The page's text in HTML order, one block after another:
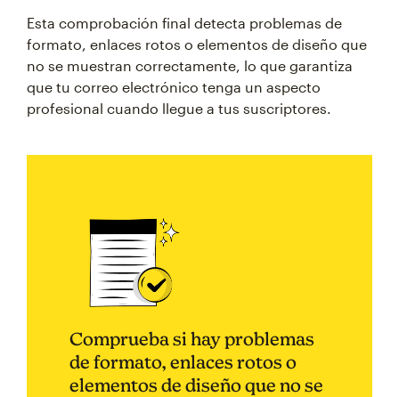
Esta comprobación final detecta problemas de
formato, enlaces rotos o elementos de diseño que
no se muestran correctamente, lo que garantiza
que tu correo electrónico tenga un aspecto
profesional cuando llegue a tus suscriptores.
Comprueba si hay problemas
de formato, enlaces rotos o
elementos de diseño que no se